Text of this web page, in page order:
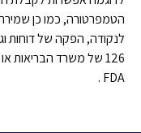
הטמפרטורה, כמו כן
לנקודה, הפקה של דוחות
FDA .